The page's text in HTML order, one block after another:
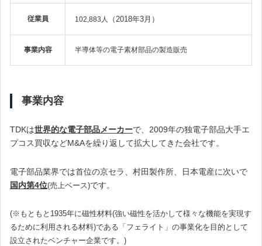
従業員 102,883人 （2018年3月）
事業内容 半導体等の電子素材部品の製造販売
事業内容
TDKは世界的な電子部品メーカーで、2009年の独電子部品大手エ
プコス買収などM&Aを繰り返して拡大してきた会社です。
電子部品業界では首位の京セラ、村田製作所、日本電産に次いで
国内第4位(売上ベース)です。
(※もともと1935年に磁性材料(強い磁性を活かして様々な機能を実現す
るために利用される材料)である「フェライト」の事業化を目的として
設立されたベンチャー企業です。)